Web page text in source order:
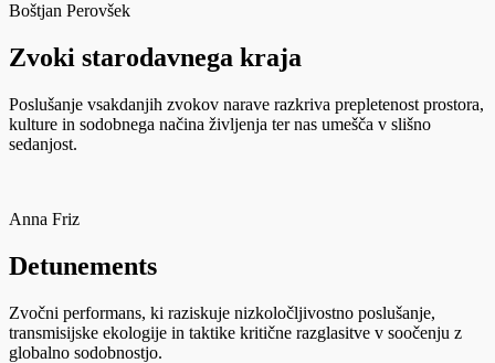
Boštjan Perovšek
Zvoki starodavnega kraja
Poslušanje vsakdanjih zvokov narave razkriva prepletenost prostora,
kulture in sodobnega načina življenja ter nas umešča v slišno
sedanjost.
Anna Friz
Detunements
Zvočni performans, ki raziskuje nizkoločljivostno poslušanje,
transmisijske ekologije in taktike kritične razglasitve v soočenju z
globalno sodobnostjo.